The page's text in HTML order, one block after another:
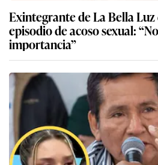
Exintegrante de La Bella
episodio de acoso sexual:
importancia”